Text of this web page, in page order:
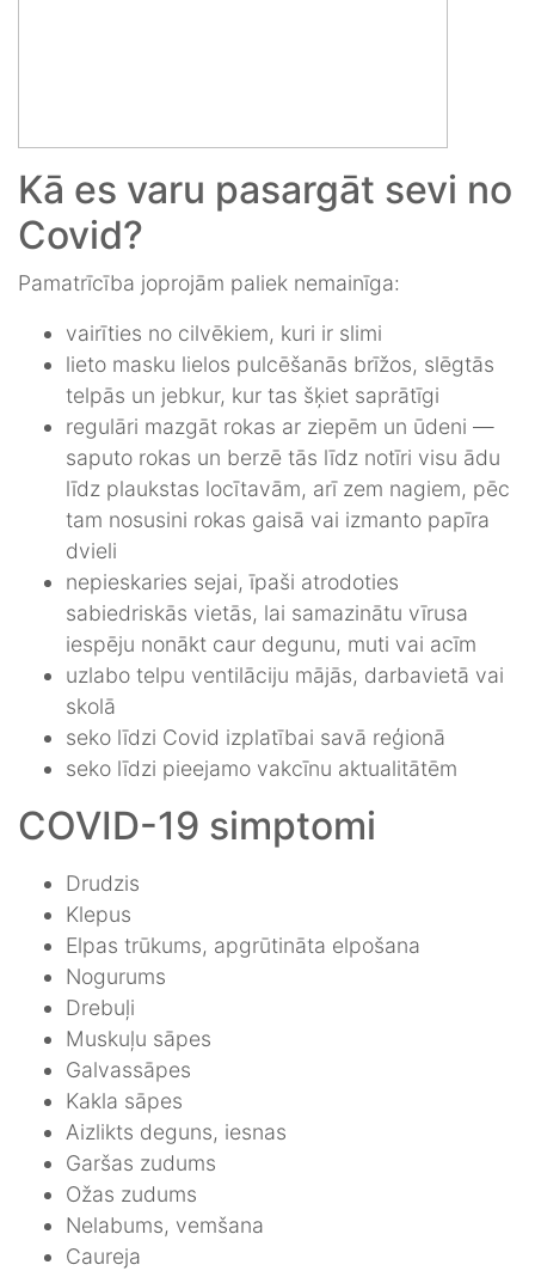
Kā es varu pasargāt sevi no
Covid?
Pamatrīcība joprojām paliek nemainīga:
vairīties no cilvēkiem, kuri ir slimi
lieto masku lielos pulcēšanās brīžos, slēgtās
telpās un jebkur, kur tas šķiet saprātīgi
regulāri mazgāt rokas ar ziepēm un ūdeni —
saputo rokas un berzē tās līdz notīri visu ādu
līdz plaukstas locītavām, arī zem nagiem, pēc
tam nosusini rokas gaisā vai izmanto papīra
dvieli
nepieskaries sejai, īpaši atrodoties
sabiedriskās vietās, lai samazinātu vīrusa
iespēju nonākt caur degunu, muti vai acīm
uzlabo telpu ventilāciju mājās, darbavietā vai
skolā
seko līdzi Covid izplatībai savā reģionā
seko līdzi pieejamo vakcīnu aktualitātēm
COVID-19 simptomi
Drudzis
Klepus
Elpas trūkums, apgrūtināta elpošana
Nogurums
Drebuļi
Muskuļu sāpes
Galvassāpes
Kakla sāpes
Aizlikts deguns, iesnas
Garšas zudums
Ožas zudums
Nelabums, vemšana
Caureja